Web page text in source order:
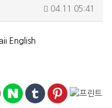
04.11 05:41